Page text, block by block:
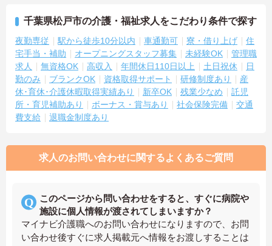
千葉県松戸市の介護・福祉求人をこだわり条件で探す
夜勤専従 駅から徒歩10分以内 車通勤可 寮・借り上げ
住
宅手当・補助
オープニングスタッフ募集 未経験OK
管理職
求人
無資格OK 高収入 年間休日110日以上 土日祝休
日
勤のみ
ブランクOK 資格取得サポート 研修制度あり
産
休･育休･介護休暇取得実績あり
新卒OK 残業少なめ
託児
所・育児補助あり
ボーナス・賞与あり 社会保険完備
交通
費支給
退職金制度あり
求人のお問い合わせに関するよくあるご質問
このページから問い合わせをすると、すぐに病院や
施設に個人情報が渡されてしまいますか？
マイナビ介護職へのお問い合わせになりますので、お問
い合わせ後すぐに求人掲載元へ情報をお渡しすることは